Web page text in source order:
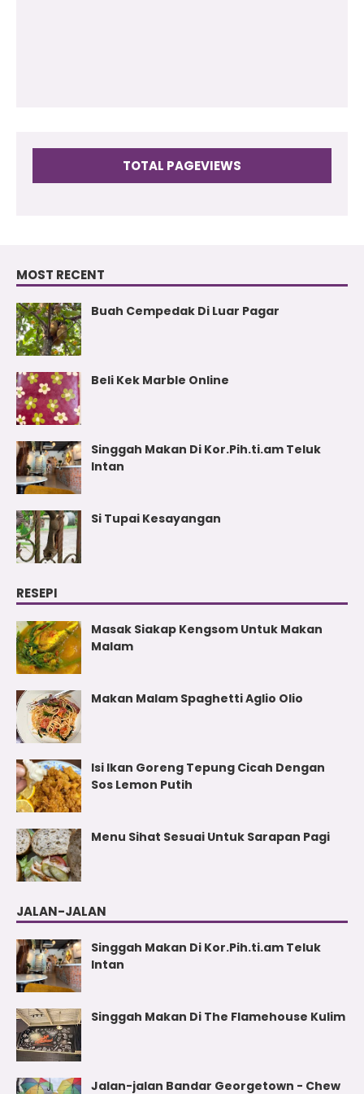
TOTAL PAGEVIEWS
MOST RECENT
Buah Cempedak Di Luar Pagar
Beli Kek Marble Online
Singgah Makan Di Kor.Pih.ti.am Teluk
Intan
Si Tupai Kesayangan
RESEPI
Masak Siakap Kengsom Untuk Makan
Malam
Makan Malam Spaghetti Aglio Olio
Isi Ikan Goreng Tepung Cicah Dengan
Sos Lemon Putih
Menu Sihat Sesuai Untuk Sarapan Pagi
JALAN-JALAN
Singgah Makan Di Kor.Pih.ti.am Teluk
Intan
Singgah Makan Di The Flamehouse Kulim
Jalan-jalan Bandar Georgetown - Chew